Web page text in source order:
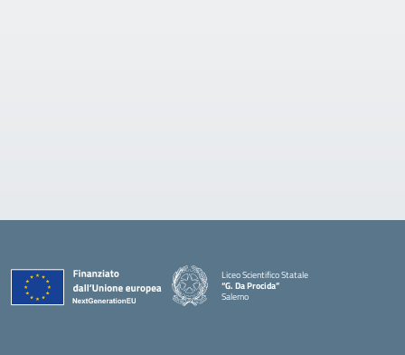
Liceo Scientifico Statale
“G. Da Procida”
Salerno